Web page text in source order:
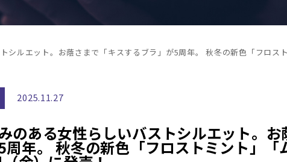
シルエット。お蔭さまで「キスするブラ」が5周年。 秋冬の新色「フロス
2025.11.27
のある女性らしいバストシルエット。お
周年。 秋冬の新色「フロストミント」「